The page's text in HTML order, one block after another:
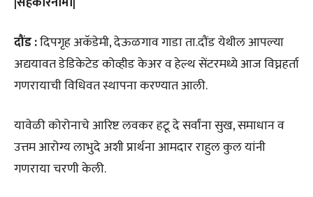
दौंड :दिपगृह अकॅडेमी, देऊळगाव गाडा ता.दौंड येथील आपल्या
अद्ययावत डेडिकेटेड कोव्हीड केअर व हेल्थ सेंटरमध्ये आज विघ्नहर्ता
गणरायाची विधिवत स्थापना करण्यात आली.
यावेळी कोरोनाचे आरिष्ट लवकर हटू दे सर्वांना सुख, समाधान व
उत्तम आरोग्य लाभुदे अशी प्रार्थना आमदार राहुल कुल यांनी
गणराया चरणी केली.